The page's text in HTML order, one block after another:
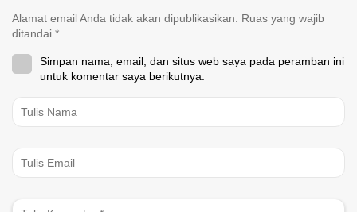
Alamat email Anda tidak akan dipublikasikan. Ruas yang wajib
ditandai *
Simpan nama, email, dan situs web saya pada peramban ini
untuk komentar saya berikutnya.